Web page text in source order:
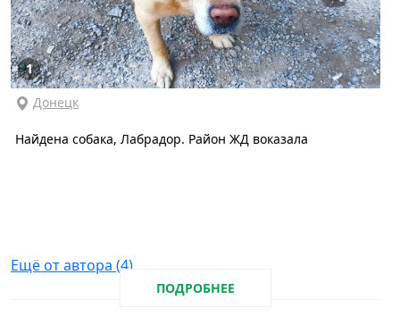
1
Донецк
Найдена собака, Лабрадор. Район ЖД воказала
Ещё от автора (4)
ПОДРОБНЕЕ